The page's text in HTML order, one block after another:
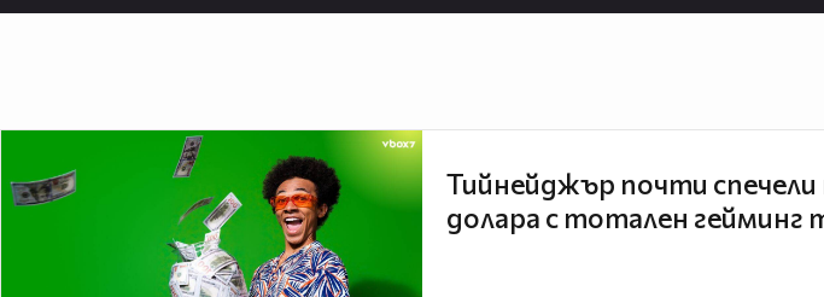
Тийнейджър почти спечели
долара с тотален гейминг